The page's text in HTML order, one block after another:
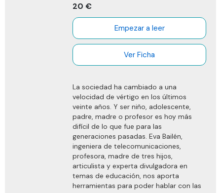
Solo te queda un paso para dejar de
buscar y empezar a trabajar tu felicidad:
darle la vuelta a este libro y sumergirte
en la lectura. Cuando llegues al final, en
especial si has practicado los ejercicios
propuestos, te encontrarás a una buena
distancia vital de donde estás en este
20 €
Empezar a leer
Ver Ficha
La sociedad ha cambiado a una
velocidad de vértigo en los últimos
veinte años. Y ser niño, adolescente,
padre, madre o profesor es hoy más
difícil de lo que fue para las
generaciones pasadas. Eva Bailén,
ingeniera de telecomunicaciones,
profesora, madre de tres hijos,
articulista y experta divulgadora en
temas de educación, nos aporta
herramientas para poder hablar con las